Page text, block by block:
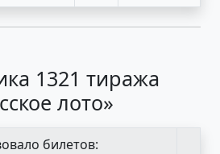
1321 тиража
лото»
билетов: